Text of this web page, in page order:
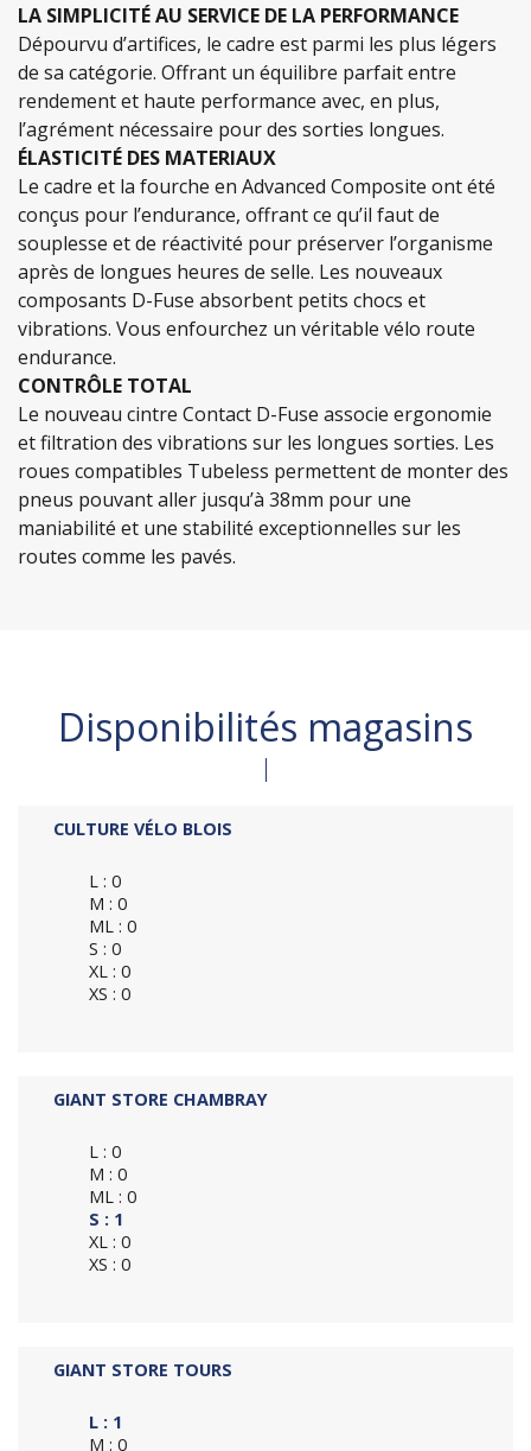
LA SIMPLICITÉ AU SERVICE DE LA PERFORMANCE
Dépourvu d’artifices, le cadre est parmi les plus légers
de sa catégorie. Offrant un équilibre parfait entre
rendement et haute performance avec, en plus,
l’agrément nécessaire pour des sorties longues.
ÉLASTICITÉ DES MATERIAUX
Le cadre et la fourche en Advanced Composite ont été
conçus pour l’endurance, offrant ce qu’il faut de
souplesse et de réactivité pour préserver l’organisme
après de longues heures de selle. Les nouveaux
composants D-Fuse absorbent petits chocs et
vibrations. Vous enfourchez un véritable vélo route
endurance.
CONTRÔLE TOTAL
Le nouveau cintre Contact D-Fuse associe ergonomie
et filtration des vibrations sur les longues sorties. Les
roues compatibles Tubeless permettent de monter des
pneus pouvant aller jusqu’à 38mm pour une
maniabilité et une stabilité exceptionnelles sur les
routes comme les pavés.
Disponibilités magasins
CULTURE VÉLO BLOIS
L : 0
M : 0
ML : 0
S : 0
XL : 0
XS : 0
GIANT STORE CHAMBRAY
L : 0
M : 0
ML : 0
S : 1
XL : 0
XS : 0
GIANT STORE TOURS
L : 1
M : 0